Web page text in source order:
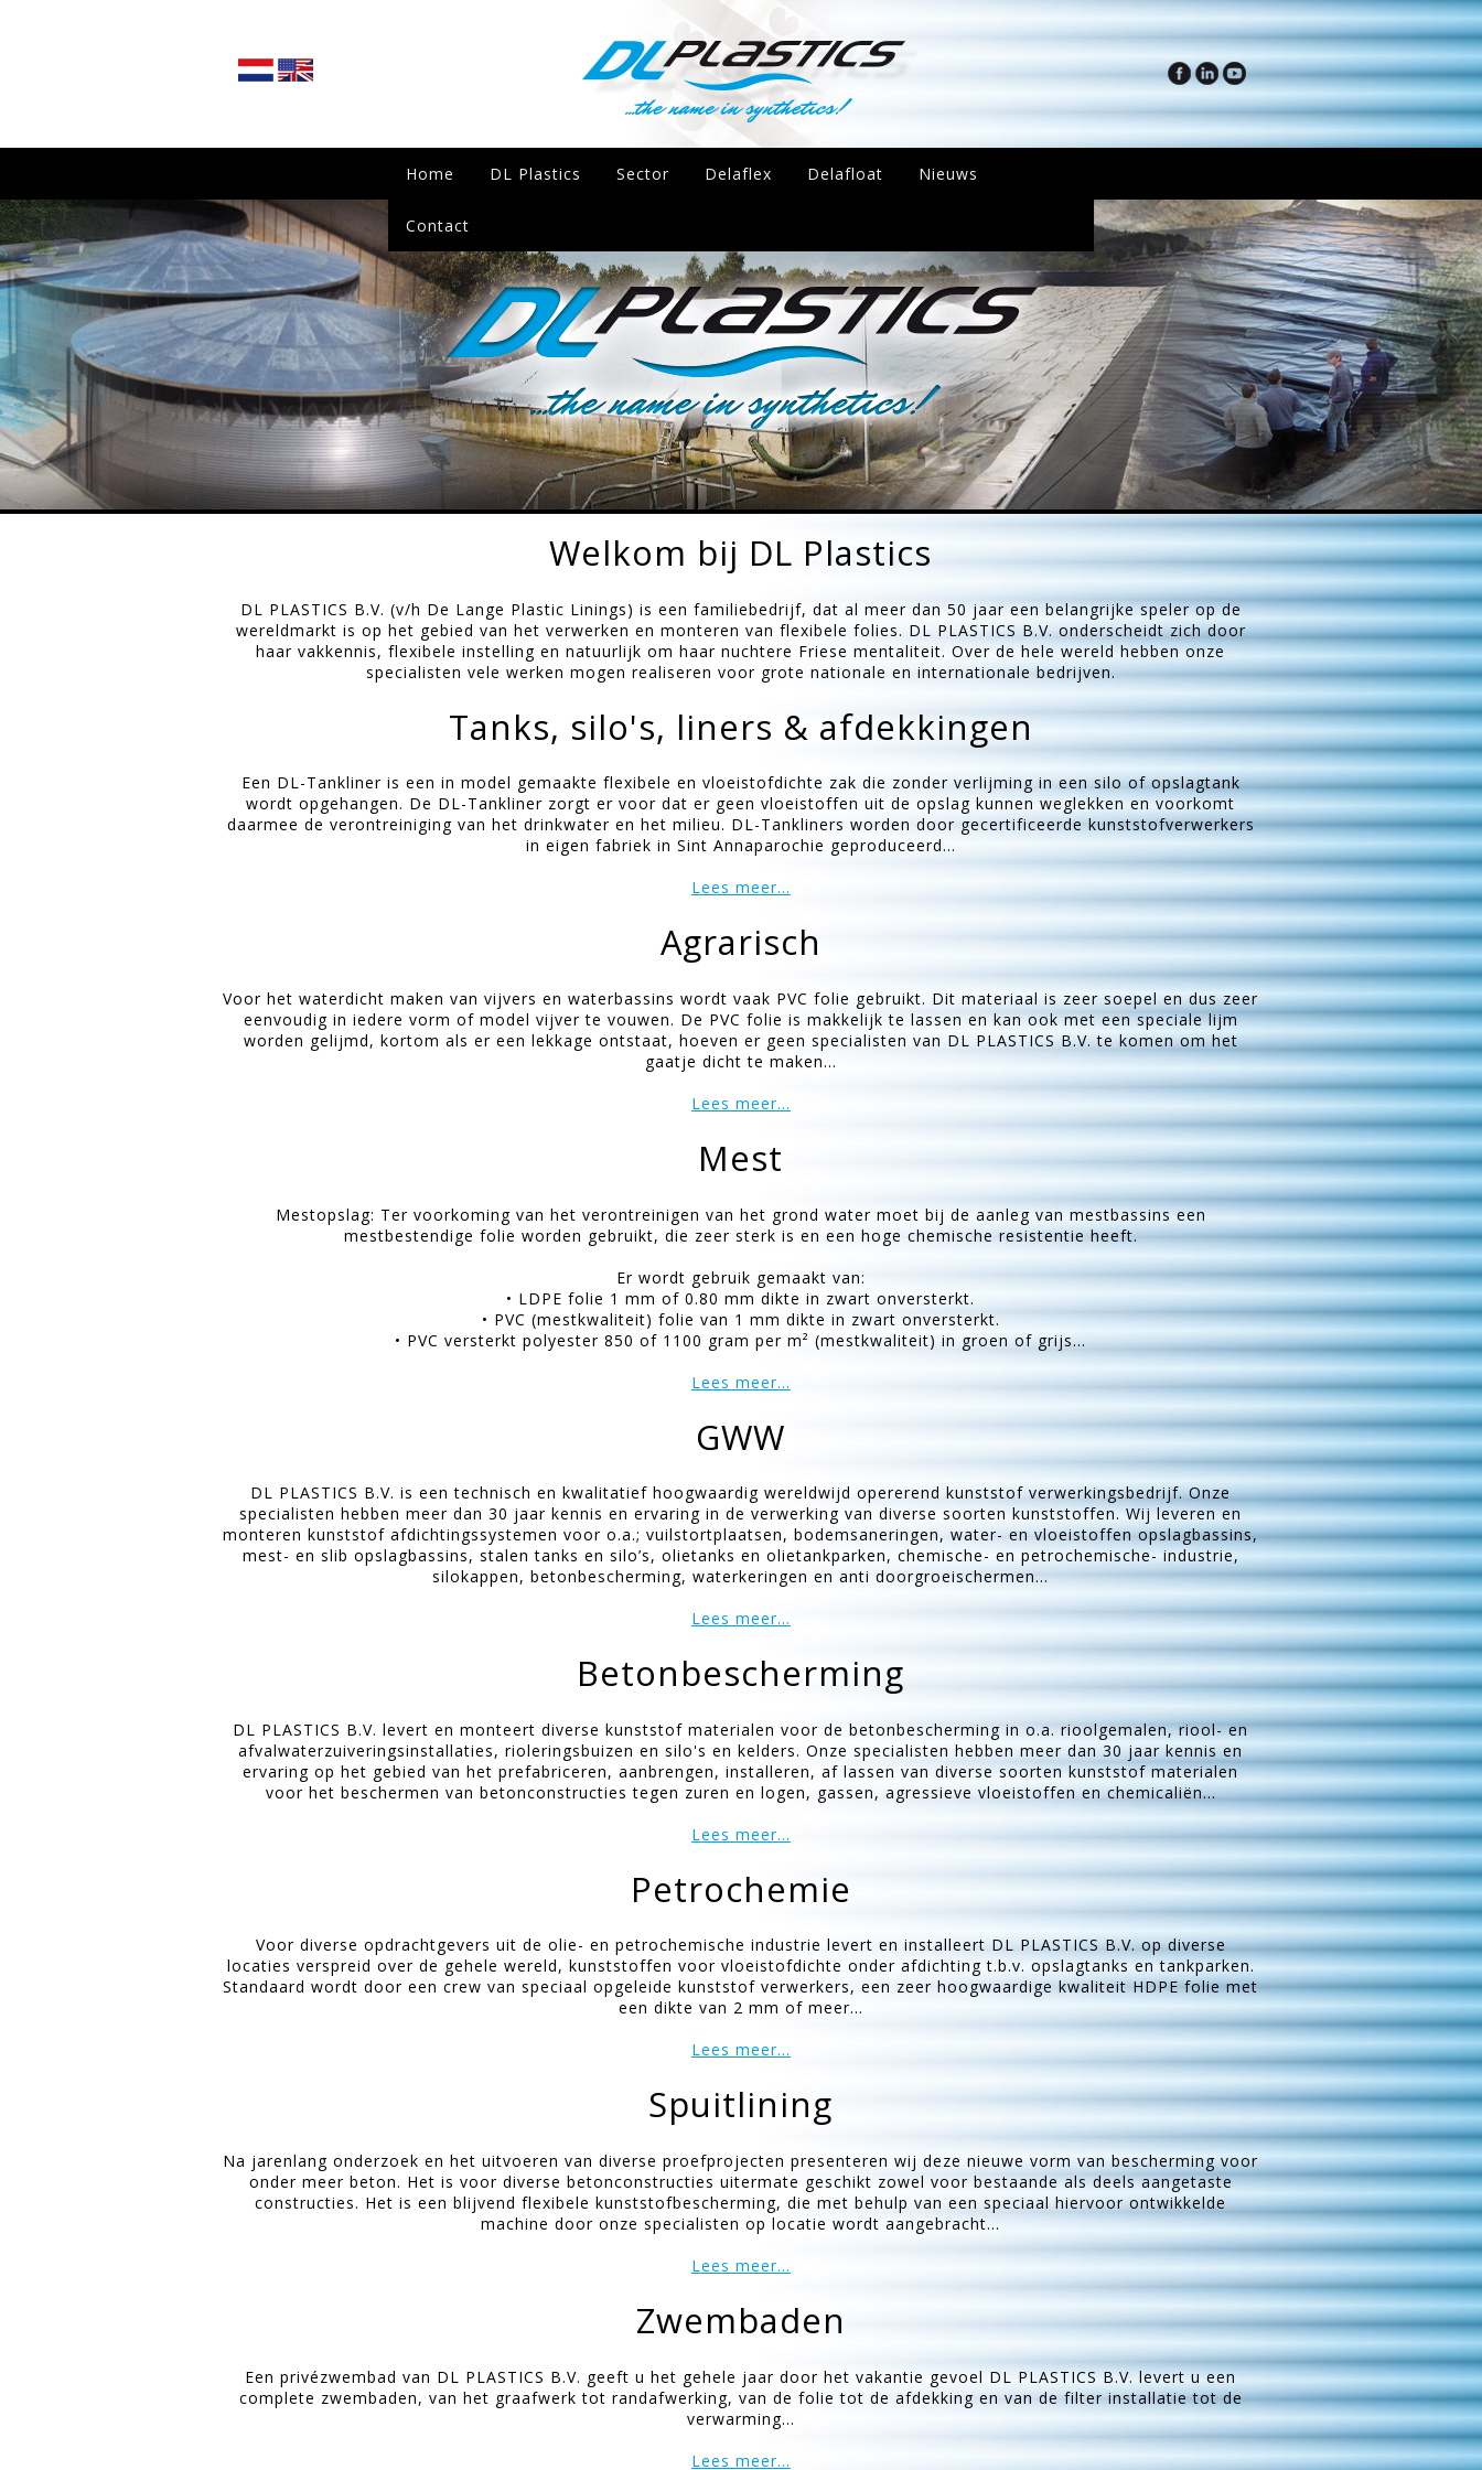
Welkom bij DL Plastics
DL PLASTICS B.V. (v/h De Lange Plastic Linings) is een familiebedrijf, dat al meer dan 50 jaar een belangrijke speler op de
wereldmarkt is op het gebied van het verwerken en monteren van flexibele folies. DL PLASTICS B.V. onderscheidt zich door
haar vakkennis, flexibele instelling en natuurlijk om haar nuchtere Friese mentaliteit. Over de hele wereld hebben onze
specialisten vele werken mogen realiseren voor grote nationale en internationale bedrijven.
Tanks, silo's, liners & afdekkingen
Een DL-Tankliner is een in model gemaakte flexibele en vloeistofdichte zak die zonder verlijming in een silo of opslagtank
wordt opgehangen. De DL-Tankliner zorgt er voor dat er geen vloeistoffen uit de opslag kunnen weglekken en voorkomt
daarmee de verontreiniging van het drinkwater en het milieu. DL-Tankliners worden door gecertificeerde kunststofverwerkers
in eigen fabriek in Sint Annaparochie geproduceerd...
Lees meer...
Agrarisch
Voor het waterdicht maken van vijvers en waterbassins wordt vaak PVC folie gebruikt. Dit materiaal is zeer soepel en dus zeer
eenvoudig in iedere vorm of model vijver te vouwen. De PVC folie is makkelijk te lassen en kan ook met een speciale lijm
worden gelijmd, kortom als er een lekkage ontstaat, hoeven er geen specialisten van DL PLASTICS B.V. te komen om het
gaatje dicht te maken...
Lees meer...
Mest
Mestopslag: Ter voorkoming van het verontreinigen van het grond water moet bij de aanleg van mestbassins een
mestbestendige folie worden gebruikt, die zeer sterk is en een hoge chemische resistentie heeft.
Er wordt gebruik gemaakt van:
• LDPE folie 1 mm of 0.80 mm dikte in zwart onversterkt.
• PVC (mestkwaliteit) folie van 1 mm dikte in zwart onversterkt.
• PVC versterkt polyester 850 of 1100 gram per m² (mestkwaliteit) in groen of grijs...
Lees meer...
GWW
DL PLASTICS B.V. is een technisch en kwalitatief hoogwaardig wereldwijd opererend kunststof verwerkingsbedrijf. Onze
specialisten hebben meer dan 30 jaar kennis en ervaring in de verwerking van diverse soorten kunststoffen. Wij leveren en
monteren kunststof afdichtingssystemen voor o.a.; vuilstortplaatsen, bodemsaneringen, water- en vloeistoffen opslagbassins,
mest- en slib opslagbassins, stalen tanks en silo’s, olietanks en olietankparken, chemische- en petrochemische- industrie,
silokappen, betonbescherming, waterkeringen en anti doorgroeischermen...
Lees meer...
Betonbescherming
DL PLASTICS B.V. levert en monteert diverse kunststof materialen voor de betonbescherming in o.a. rioolgemalen, riool- en
afvalwaterzuiveringsinstallaties, rioleringsbuizen en silo's en kelders. Onze specialisten hebben meer dan 30 jaar kennis en
ervaring op het gebied van het prefabriceren, aanbrengen, installeren, af lassen van diverse soorten kunststof materialen
voor het beschermen van betonconstructies tegen zuren en logen, gassen, agressieve vloeistoffen en chemicaliën...
Lees meer...
Petrochemie
Voor diverse opdrachtgevers uit de olie- en petrochemische industrie levert en installeert DL PLASTICS B.V. op diverse
locaties verspreid over de gehele wereld, kunststoffen voor vloeistofdichte onder afdichting t.b.v. opslagtanks en tankparken.
Standaard wordt door een crew van speciaal opgeleide kunststof verwerkers, een zeer hoogwaardige kwaliteit HDPE folie met
een dikte van 2 mm of meer...
Lees meer...
Spuitlining
Na jarenlang onderzoek en het uitvoeren van diverse proefprojecten presenteren wij deze nieuwe vorm van bescherming voor
onder meer beton. Het is voor diverse betonconstructies uitermate geschikt zowel voor bestaande als deels aangetaste
constructies. Het is een blijvend flexibele kunststofbescherming, die met behulp van een speciaal hiervoor ontwikkelde
machine door onze specialisten op locatie wordt aangebracht...
Lees meer...
Zwembaden
Een privézwembad van DL PLASTICS B.V. geeft u het gehele jaar door het vakantie gevoel DL PLASTICS B.V. levert u een
complete zwembaden, van het graafwerk tot randafwerking, van de folie tot de afdekking en van de filter installatie tot de
verwarming...
Lees meer...
Home DL Plastics Sector Delaflex Delafloat Nieuws
Contact